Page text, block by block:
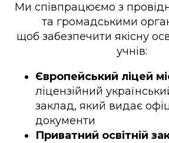
Ми співпрацюємо з
та громадськими
щоб забезпечити якісну
учнів:
Європейський ліцей
ліцензійний
заклад, який видає
документи
Приватний освітній